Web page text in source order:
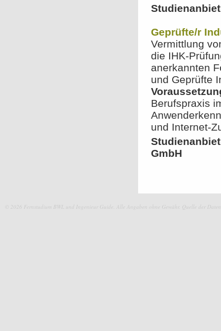
Geprüfte/r
Vermittlung
die IHK-
anerkannten
und Geprüfte
Berufspraxis
und Internet-
GmbH
© 2026 Fernstudium BWL und Ingenieur Guide. Alle Angaben ohne Gewähr. Quelle der